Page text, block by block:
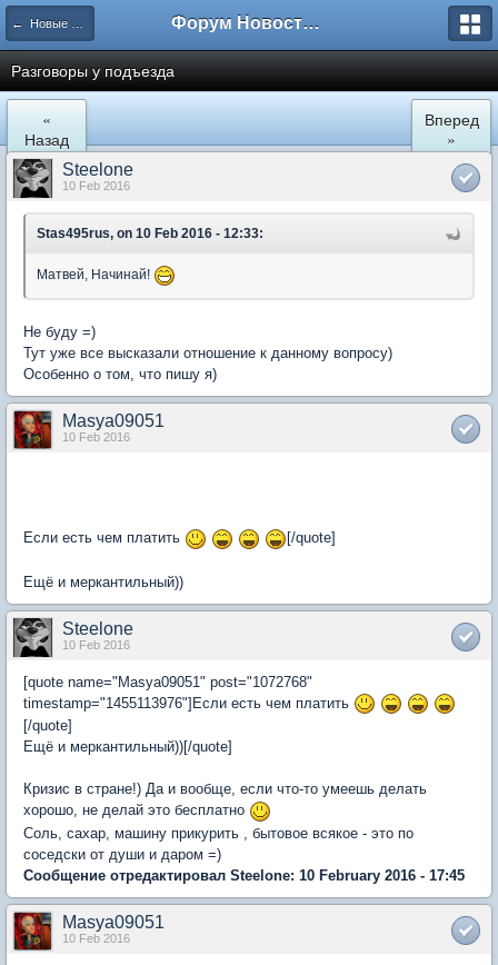
← Новые Водники Форум Новостройки
Разговоры у подъезда
«
Назад
Вперед
»
Steelone
10 Feb 2016
Stas495rus, on 10 Feb 2016 - 12:33:
Матвей, Начинай!
Не буду =)
Тут уже все высказали отношение к данному вопросу)
Особенно о том, что пишу я)
Masya09051
10 Feb 2016
Если есть чем платить [/quote]
Ещё и меркантильный))
Steelone
10 Feb 2016
[quote name="Masya09051" post="1072768"
timestamp="1455113976"]Если есть чем платить
[/quote]
Ещё и меркантильный))[/quote]
Кризис в стране!) Да и вообще, если что-то умеешь делать
хорошо, не делай это бесплатно
Соль, сахар, машину прикурить , бытовое всякое - это по
соседски от души и даром =)
Сообщение отредактировал Steelone: 10 February 2016 - 17:45
Masya09051
10 Feb 2016